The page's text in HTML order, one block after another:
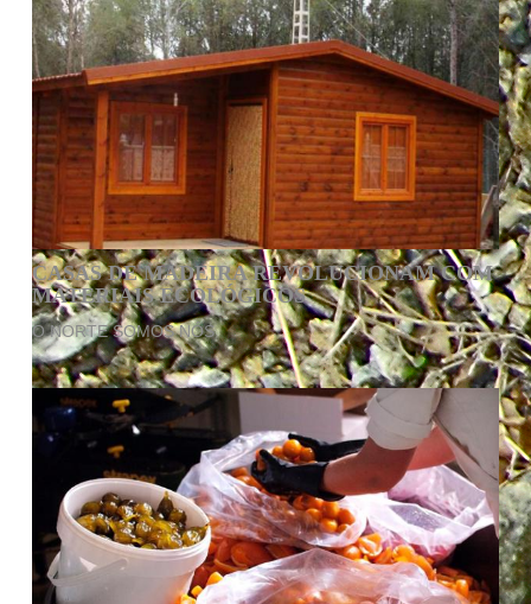
CASAS DE MADEIRA REVOLUCIONAM COM
MATERIAIS ECOLÓGICOS
O NORTE SOMOS NÓS